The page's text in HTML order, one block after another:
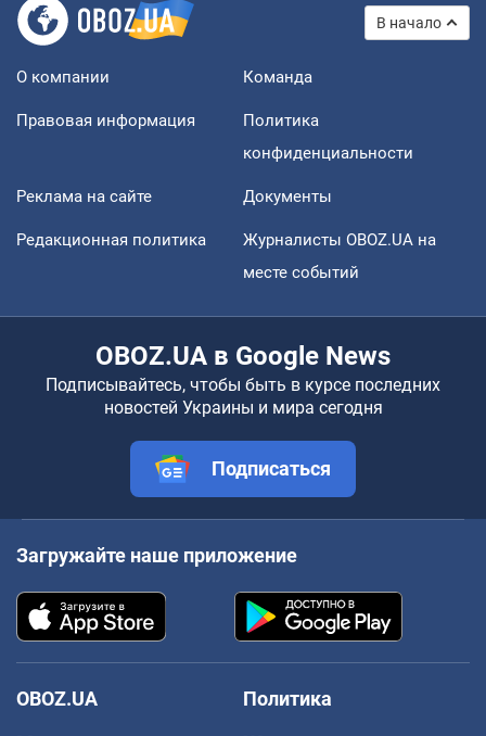
В начало
О компании Команда
Правовая информация
Политика
конфиденциальности
Реклама на сайте Документы
Редакционная политика
Журналисты OBOZ.UA на
месте событий
OBOZ.UA в Google News
Подписывайтесь, чтобы быть в курсе последних
новостей Украины и мира сегодня
Подписаться
Загружайте наше приложение
OBOZ.UA
Политика